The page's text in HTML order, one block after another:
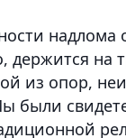
надлома
держится на
из опор,
были